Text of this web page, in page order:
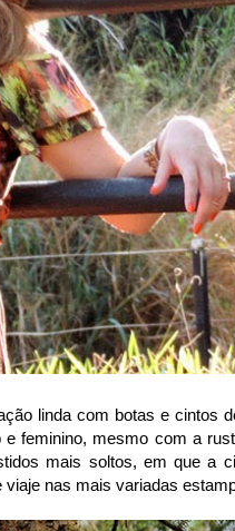
linda com botas e cintos
feminino, mesmo com a
mais soltos, em que a
nas mais variadas